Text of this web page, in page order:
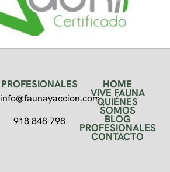
PROFESIONALES
info@faunayaccion.com
918 848 798
HOME
VIVE FAUNA
QUIÉNES
SOMOS
BLOG
PROFESIONALES
CONTACTO